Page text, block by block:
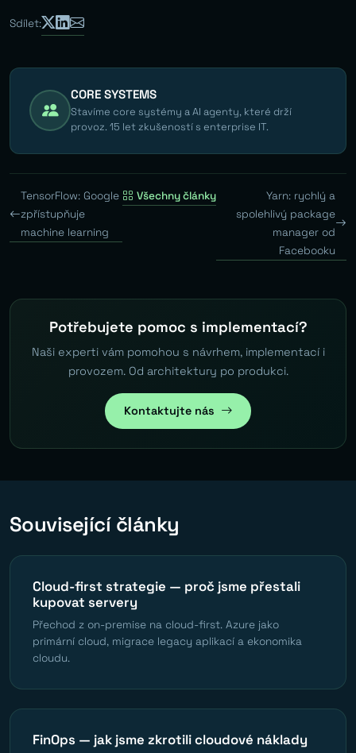
Sdílet:
CORE SYSTEMS
Stavíme core systémy a AI agenty, které drží
provoz. 15 let zkušeností s enterprise IT.
TensorFlow: Google
zpřístupňuje
machine learning
Všechny články
Yarn: rychlý a
spolehlivý package
manager od
Facebooku
Potřebujete pomoc s implementací?
Naši experti vám pomohou s návrhem, implementací i
provozem. Od architektury po produkci.
Kontaktujte nás
Související články
Cloud-first strategie — proč jsme přestali
kupovat servery
Přechod z on-premise na cloud-first. Azure jako
primární cloud, migrace legacy aplikací a ekonomika
cloudu.
FinOps — jak jsme zkrotili cloudové náklady